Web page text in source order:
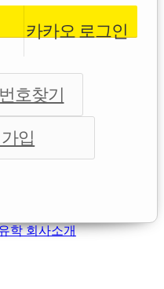
카카오로그인
호찾기
입
학 회사소개